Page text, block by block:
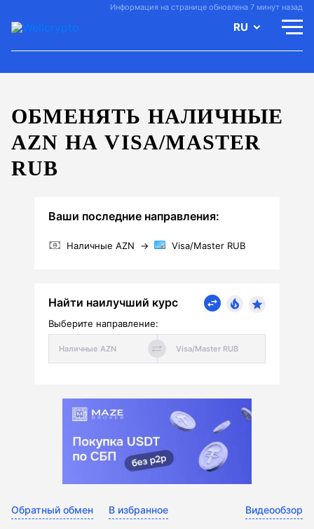
Информация на странице обновлена 7 минут назад
RU
ОБМЕНЯТЬ НАЛИЧНЫЕ
AZN НА VISA/MASTER
RUB
Ваши последние направления:
Наличные AZN → Visa/Master RUB
Найти наилучший курс
Выберите направление:
Обратный обмен В избранное Видеообзор